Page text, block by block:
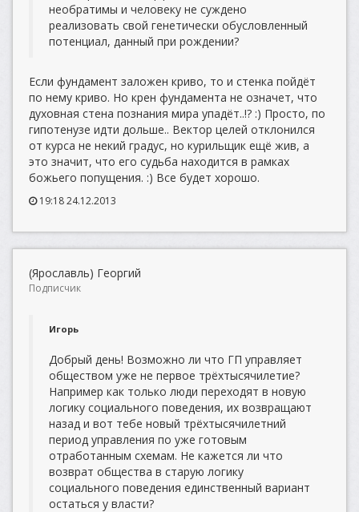
необратимы и человеку не суждено
реализовать свой генетически обусловленный
потенциал, данный при рождении?
Если фундамент заложен криво, то и стенка пойдёт
по нему криво. Но крен фундамента не означет, что
духовная стена познания мира упадёт..!? :) Просто, по
гипотенузе идти дольше.. Вектор целей отклонился
от курса не некий градус, но курильщик ещё жив, а
это значит, что его судьба находится в рамках
божьего попущения. :) Все будет хорошо.
19:18 24.12.2013
(Ярославль) Георгий
Подписчик
Игорь
Добрый день! Возможно ли что ГП управляет
обществом уже не первое трёхтысячилетие?
Например как только люди переходят в новую
логику социального поведения, их возвращают
назад и вот тебе новый трёхтысячилетний
период управления по уже готовым
отработанным схемам. Не кажется ли что
возврат общества в старую логику
социального поведения единственный вариант
остаться у власти?